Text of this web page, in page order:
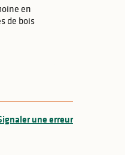
en
de bois
une erreur